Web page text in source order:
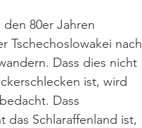
80er Jahren
Tschechoslowakei nach
Dass dies nicht
ist, wird
Dass
das Schlaraffenland ist,